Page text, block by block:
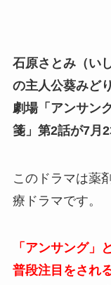
石原さとみ（い
の主人公葵みど
劇場「アンサン
箋」第2話が7月
このドラマは薬
療ドラマです。
「アンサング」
普段注目をされ